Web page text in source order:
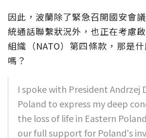
因此，波蘭除了緊急召開國安會
統通話聯繫狀況外，也正在考慮
組織（NATO）第四條款，那是
嗎？
I spoke with President Andrzej
Poland to express my deep
the loss of life in Eastern
our full support for Poland's